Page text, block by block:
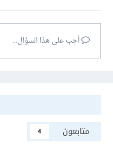
أجب على هذا السؤال...
متابعون
4